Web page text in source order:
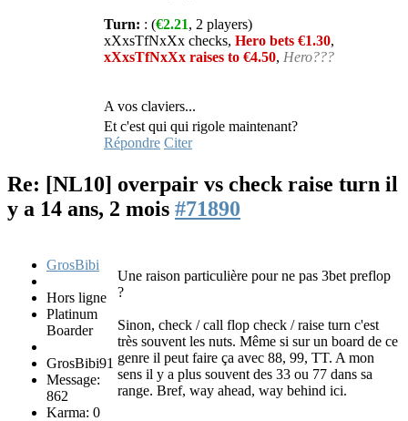
Turn: : (€2.21, 2 players)
xXxsTfNxXx checks, Hero bets €1.30,
xXxsTfNxXx raises to €4.50, Hero???
A vos claviers...
Et c'est qui qui rigole maintenant?
Répondre Citer
Re: [NL10] overpair vs check raise turn il
y a 14 ans, 2 mois #71890
GrosBibi
Hors ligne
Platinum
Boarder
GrosBibi91
Message:
862
Karma: 0
Une raison particulière pour ne pas 3bet preflop
?
Sinon, check / call flop check / raise turn c'est
très souvent les nuts. Même si sur un board de ce
genre il peut faire ça avec 88, 99, TT. A mon
sens il y a plus souvent des 33 ou 77 dans sa
range. Bref, way ahead, way behind ici.